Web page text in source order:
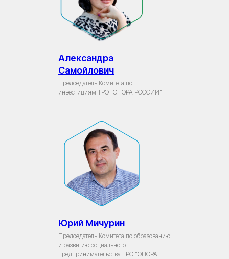
Александра
Самойлович
Председатель Комитета по
инвестициям ТРО "ОПОРА РОССИИ"
Юрий Мичурин
Председатель Комитета по образованию
и развитию социального
предпринимательства ТРО "ОПОРА